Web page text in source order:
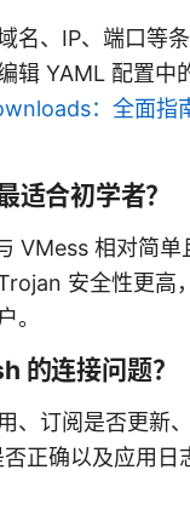
名、IP、端口等
辑 YAML 配置中
：全面指
适合初学者？
VMess 相对简单
安全性更高
。
的连接问题？
、订阅是否更新
正确以及应用日